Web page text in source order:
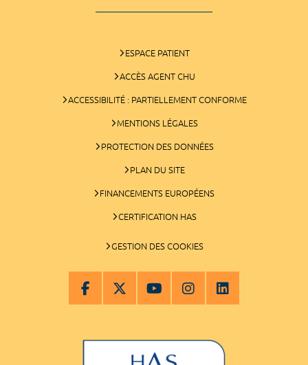
ESPACE PATIENT
ACCÈS AGENT CHU
ACCESSIBILITÉ : PARTIELLEMENT CONFORME
MENTIONS LÉGALES
PROTECTION DES DONNÉES
PLAN DU SITE
FINANCEMENTS EUROPÉENS
CERTIFICATION HAS
GESTION DES COOKIES